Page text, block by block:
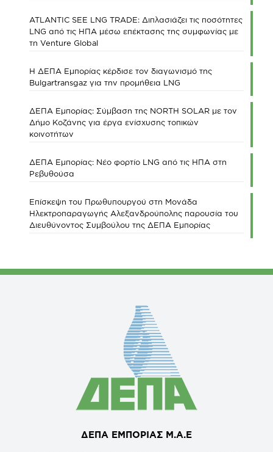
ATLANTIC SEE LNG TRADE: Διπλασιάζει τις ποσότητες
LNG από τις ΗΠΑ μέσω επέκτασης της συμφωνίας με
τη Venture Global
Η ΔΕΠΑ Εμπορίας κέρδισε τον διαγωνισμό της
Bulgartransgaz για την προμήθεια LNG
ΔΕΠΑ Εμπορίας: Σύμβαση της NORTH SOLAR με τον
Δήμο Κοζάνης για έργα ενίσχυσης τοπικών
κοινοτήτων
ΔΕΠΑ Εμπορίας: Νέο φορτίο LNG από τις ΗΠΑ στη
Ρεβυθούσα
Επίσκεψη του Πρωθυπουργού στη Μονάδα
Ηλεκτροπαραγωγής Αλεξανδρούπολης παρουσία του
Διευθύνοντος Συμβούλου της ΔΕΠΑ Εμπορίας
ΔΕΠΑ ΕΜΠΟΡΙΑΣ Μ.Α.Ε